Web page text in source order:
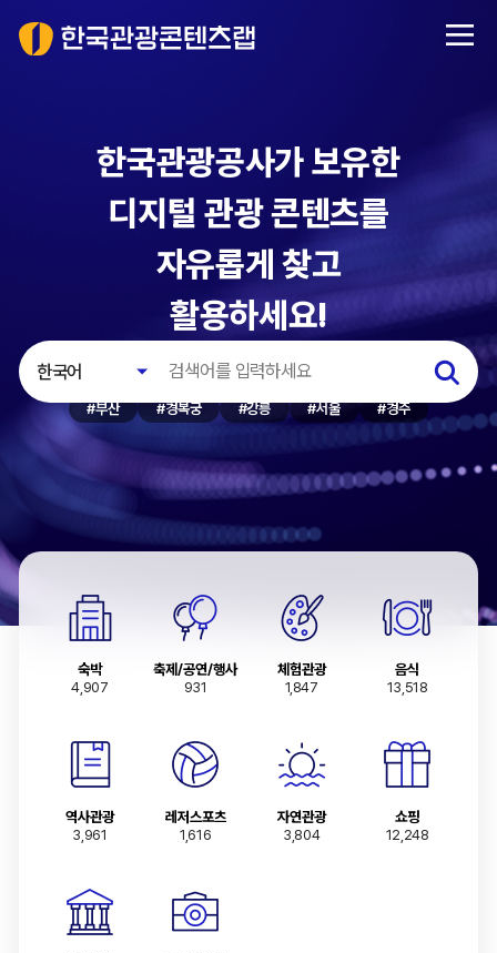
한국관광공사가 보유한
디지털 관광 콘텐츠를
자유롭게 찾고
활용하세요!
한국어
일어
중국어(간체)
중국어(번체)
독일어
프랑스어
러시아어
#부산 #경복궁 #강릉 #서울 #경주
숙박
4,907
축제/공연/행사
931
체험관광
1,847
음식
13,518
역사관광
3,961
레저스포츠
1,616
자연관광
3,804
쇼핑
12,248